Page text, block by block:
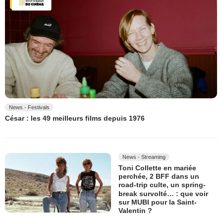
News - Festivals
César : les 49 meilleurs films depuis 1976
News - Streaming
Toni Collette en mariée
perchée, 2 BFF dans un
road-trip culte, un spring-
break survolté… : que voir
sur MUBI pour la Saint-
Valentin ?